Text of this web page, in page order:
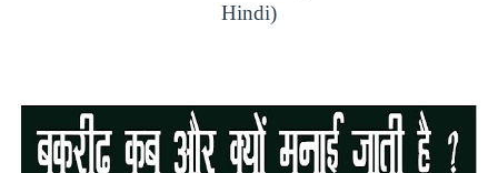
Hindi)